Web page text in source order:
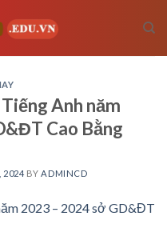
Anh năm
Cao Bằng
2024 BY ADMINCD